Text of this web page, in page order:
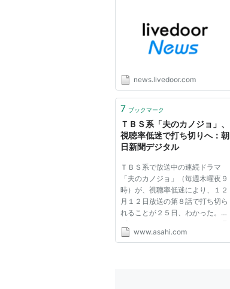
news.livedoor.com
7 ブックマーク
ＴＢＳ系「夫のカノジョ」、
視聴率低迷で打ち切りへ：朝
日新聞デジタル
ＴＢＳ系で放送中の連続ドラマ
「夫のカノジョ」（毎週木曜夜９
時）が、視聴率低迷により、１２
月１２日放送の第８話で打ち切ら
れることが２５日、わかった。
ビデオリサーチによると、１０月
２４日に放送された初回の視聴率
www.asahi.com